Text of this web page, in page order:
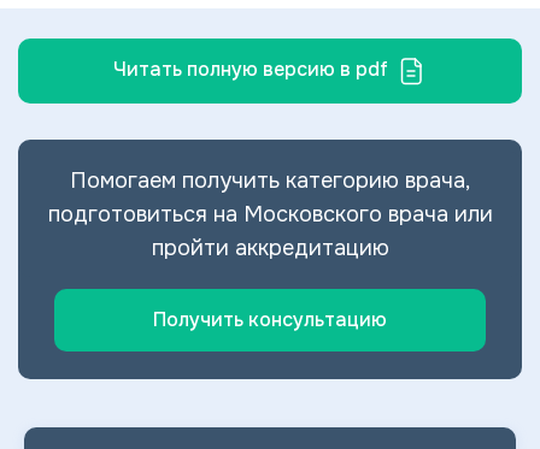
Читать полную версию в pdf
Помогаем получить категорию врача,
подготовиться на Московского врача или
пройти аккредитацию
Получить консультацию